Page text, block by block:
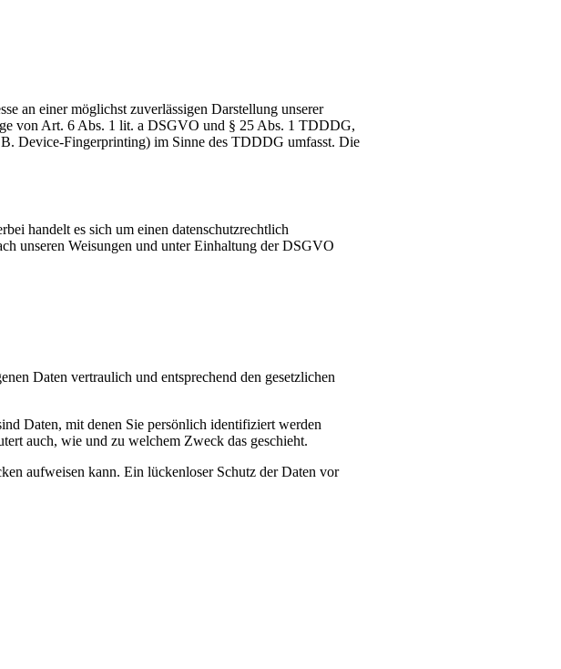
an einer möglichst zuverlässigen Darstellung unserer
von Art. 6 Abs. 1 lit. a DSGVO und § 25 Abs. 1 TDDDG,
Device-Fingerprinting) im Sinne des TDDDG umfasst. Die
handelt es sich um einen datenschutzrechtlich
unseren Weisungen und unter Einhaltung der DSGVO
Daten vertraulich und entsprechend den gesetzlichen
Daten, mit denen Sie persönlich identifiziert werden
auch, wie und zu welchem Zweck das geschieht.
aufweisen kann. Ein lückenloser Schutz der Daten vor